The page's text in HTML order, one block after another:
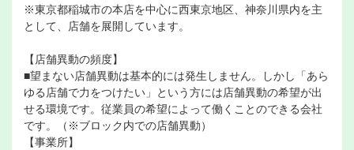
※東京都稲城市の本店を中心に西東京地区、神奈川県内を主
として、店舗を展開しています。
【店舗異動の頻度】
■望まない店舗異動は基本的には発生しません。しかし「あら
ゆる店舗で力をつけたい」という方には店舗異動の希望が出
せる環境です。従業員の希望によって働くことのできる会社
です。（※ブロック内での店舗異動）
【事業所】